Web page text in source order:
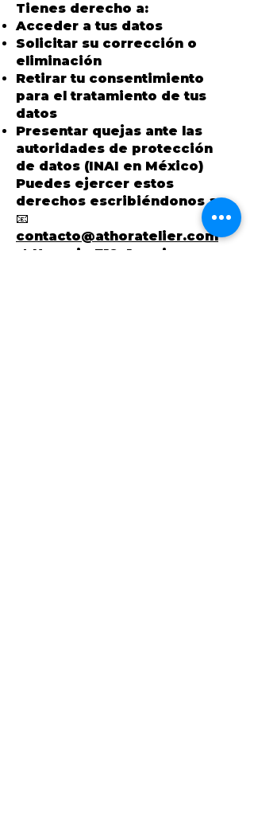
Tienes derecho a:
Acceder a tus datos
Solicitar su corrección o
eliminación
Retirar tu consentimiento
para el tratamiento de tus
datos
Presentar quejas ante las
autoridades de protección
de datos (INAI en México)
Puedes ejercer estos
derechos escribiéndonos a:
📧
contacto@athoratelier.com
📍 Horacio 712, 1er piso,